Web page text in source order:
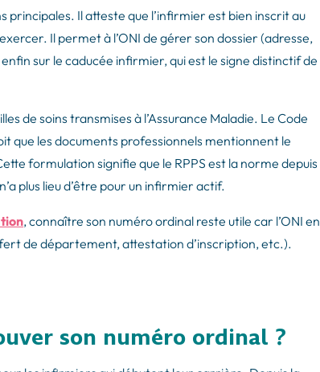
Il atteste que l’infirmier est bien inscrit au
Il permet à l’ONI de gérer son dossier (adresse,
sur le caducée infirmier, qui est le signe distinctif de
de soins transmises à l’Assurance Maladie. Le Code
que les documents professionnels mentionnent le
formulation signifie que le RPPS est la norme depuis
plus lieu d’être pour un infirmier actif.
, connaître son numéro ordinal reste utile car l’ONI en
de département, attestation d’inscription, etc.).
son numéro ordinal ?